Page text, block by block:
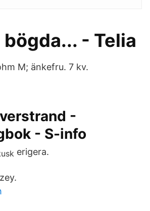
bögda... - Telia
M; änkefru. 7 kv.
-
- S-info
erigera.